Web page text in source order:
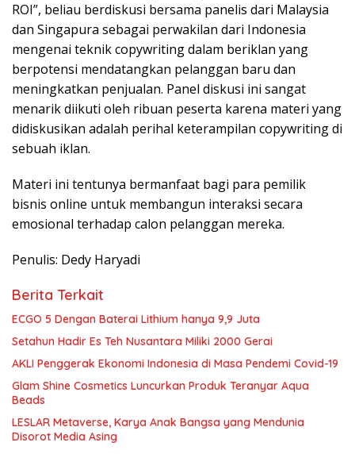
ROI”, beliau berdiskusi bersama panelis dari Malaysia
dan Singapura sebagai perwakilan dari Indonesia
mengenai teknik copywriting dalam beriklan yang
berpotensi mendatangkan pelanggan baru dan
meningkatkan penjualan. Panel diskusi ini sangat
menarik diikuti oleh ribuan peserta karena materi yang
didiskusikan adalah perihal keterampilan copywriting di
sebuah iklan.
Materi ini tentunya bermanfaat bagi para pemilik
bisnis online untuk membangun interaksi secara
emosional terhadap calon pelanggan mereka.
Penulis: Dedy Haryadi
Berita Terkait
ECGO 5 Dengan Baterai Lithium hanya 9,9 Juta
Setahun Hadir Es Teh Nusantara Miliki 2000 Gerai
AKLI Penggerak Ekonomi Indonesia di Masa Pendemi Covid-19
Glam Shine Cosmetics Luncurkan Produk Teranyar Aqua
Beads
LESLAR Metaverse, Karya Anak Bangsa yang Mendunia
Disorot Media Asing